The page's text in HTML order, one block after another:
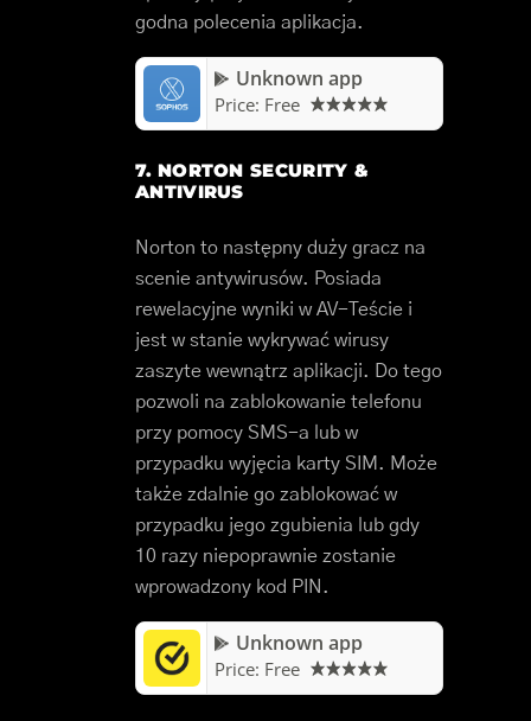
godna polecenia aplikacja.
Unknown app
Price: Free
7. NORTON SECURITY &
ANTIVIRUS
Norton to następny duży gracz na
scenie antywirusów. Posiada
rewelacyjne wyniki w AV-Teście i
jest w stanie wykrywać wirusy
zaszyte wewnątrz aplikacji. Do tego
pozwoli na zablokowanie telefonu
przy pomocy SMS-a lub w
przypadku wyjęcia karty SIM. Może
także zdalnie go zablokować w
przypadku jego zgubienia lub gdy
10 razy niepoprawnie zostanie
wprowadzony kod PIN.
Unknown app
Price: Free